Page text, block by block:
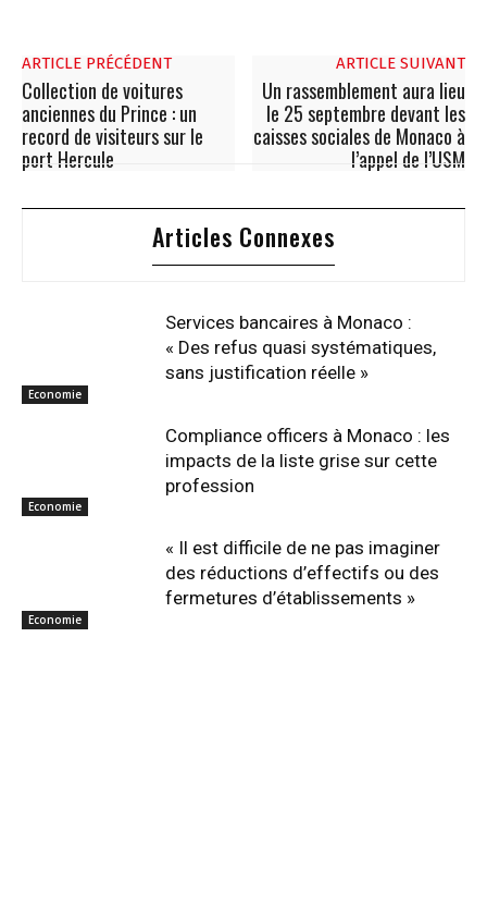
ARTICLE PRÉCÉDENT
Collection de voitures
anciennes du Prince : un
record de visiteurs sur le
port Hercule
ARTICLE SUIVANT
Un rassemblement aura lieu
le 25 septembre devant les
caisses sociales de Monaco à
l’appel de l’USM
Articles Connexes
Economie
Services bancaires à Monaco :
« Des refus quasi systématiques,
sans justification réelle »
Economie
Compliance officers à Monaco : les
impacts de la liste grise sur cette
profession
Economie
« Il est difficile de ne pas imaginer
des réductions d’effectifs ou des
fermetures d’établissements »